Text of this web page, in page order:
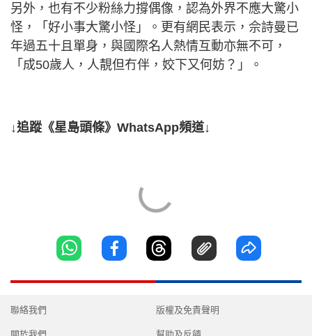
另外，也有不少粉絲力撐偶像，認為外界不應大驚小
怪，「好小事大驚小怪」。更有網民表示，佘詩曼已
年過五十且單身，與國際名人熱情互動亦無不可，
「成50歲人，人靚但冇伴，姣下又何妨？」。
↓追蹤《星島頭條》WhatsApp頻道↓
聯絡我們 版權及免責聲明